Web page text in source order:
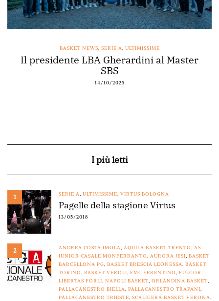
BASKET NEWS, SERIE A, ULTIMISSIME
Il presidente LBA Gherardini al Master
SBS
14/10/2025
I più letti
1 SERIE A, ULTIMISSIME, VIRTUS BOLOGNA
Pagelle della stagione Virtus
13/05/2018
2 ANDREA COSTA IMOLA, AQUILA BASKET TRENTO, AS
JUNIOR CASALE MONFERRANTO, AURORA JESI, BASKET
BARCELLONA PG, BASKET BRESCIA LEONESSA, BASKET
TORINO, BASKET VEROLI, FMC FERENTINO, FULGOR
LIBERTAS FORLÌ, NAPOLI BASKET, ORLANDINA BASKET,
PALLACANESTRO BIELLA, PALLACANESTRO TRAPANI,
PALLACANESTRO TRIESTE, SCALIGERA BASKET VERONA,